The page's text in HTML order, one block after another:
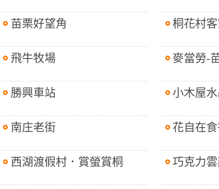
苗栗好望角
飛牛牧場
勝興車站
南庄老街
西湖渡假村．賞螢賞桐
桐花村
麥當勞-
小木屋
花自在
巧克力